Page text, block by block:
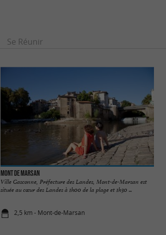
Se Réunir
Mont de Marsan
Ville Gasconne, Préfecture des Landes, Mont-de-Marsan est
située au cœur des Landes à 1h00 de la plage et 1h30 ...
2,5 km - Mont-de-Marsan